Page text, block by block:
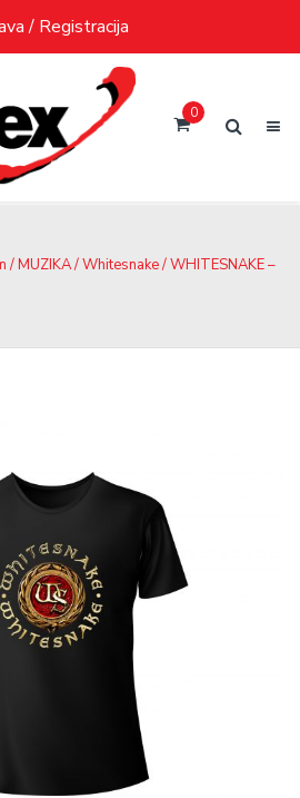
/ Registracija
0
/MUZIKA/Whitesnake/ WHITESNAKE –